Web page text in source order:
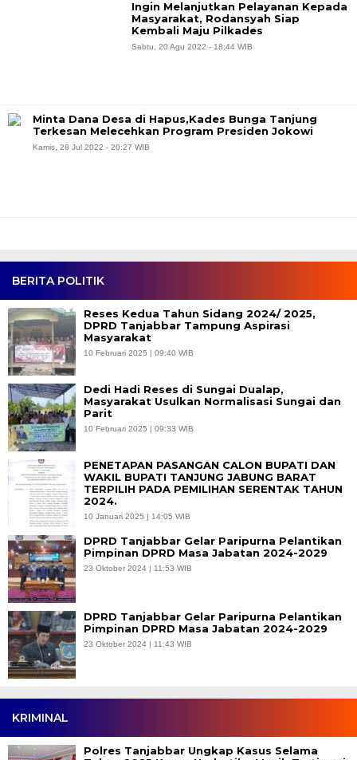
BERITA POLITIK
Reses Kedua Tahun Sidang 2024/ 2025,
DPRD Tanjabbar Tampung Aspirasi
Masyarakat
10 Februari 2025 | 09:40 WIB
Dedi Hadi Reses di Sungai Dualap,
Masyarakat Usulkan Normalisasi Sungai dan
Parit
10 Februari 2025 | 09:33 WIB
PENETAPAN PASANGAN CALON BUPATI DAN
WAKIL BUPATI TANJUNG JABUNG BARAT
TERPILIH PADA PEMILIHAN SERENTAK TAHUN
2024.
10 Januari 2025 | 14:05 WIB
DPRD Tanjabbar Gelar Paripurna Pelantikan
Pimpinan DPRD Masa Jabatan 2024-2029
23 Oktober 2024 | 11:53 WIB
DPRD Tanjabbar Gelar Paripurna Pelantikan
Pimpinan DPRD Masa Jabatan 2024-2029
23 Oktober 2024 | 11:43 WIB
KRIMINAL
Polres Tanjabbar Ungkap Kasus Selama
Ingin Melanjutkan Pelayanan Kepada
Masyarakat, Rodansyah Siap
Kembali Maju Pilkades
Sabtu, 20 Agu 2022 - 18:44 WIB
Minta Dana Desa di Hapus,Kades Bunga Tanjung
Terkesan Melecehkan Program Presiden Jokowi
Kamis, 28 Jul 2022 - 20:27 WIB